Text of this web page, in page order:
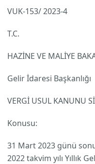
VUK-153/ 2023-4
T.C.
HAZİNE VE MALİYE
Gelir İdaresi Başkanlığı
VERGİ USUL KANUNU
Konusu:
31 Mart 2023 günü
2022 takvim yılı Yıllık